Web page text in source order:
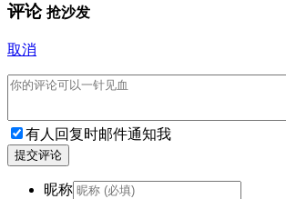
评论 抢沙发
取消
有人回复时邮件通知我
提交评论
昵称